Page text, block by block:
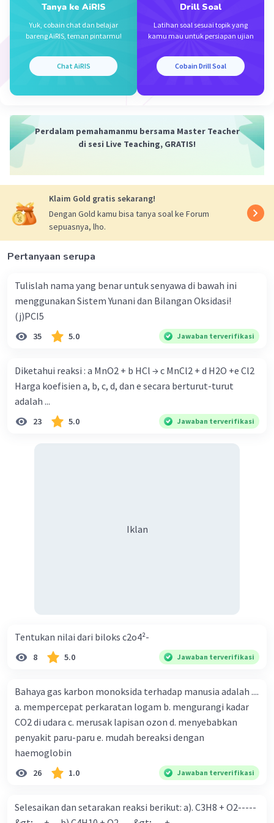
I = (nilai pengukuran / nilai skala penuh) x I
yeeeee,,
Rebessssss dech hitung arus I.
Selamat Mencoba untuk Bisa!
Beri Rating·0.0
Tanya ke AiRIS
Yuk, cobain chat dan belajar
bareng AiRIS, teman pintarmu!
Chat AiRIS
Drill Soal
Latihan soal sesuai topik yang
kamu mau untuk persiapan ujian
Cobain Drill Soal
Perdalam pemahamanmu bersama Master Teacher
di sesi Live Teaching, GRATIS!
Klaim Gold gratis sekarang!
Dengan Gold kamu bisa tanya soal ke Forum
sepuasnya, lho.
Pertanyaan serupa
Tulislah nama yang benar untuk senyawa di bawah ini
menggunakan Sistem Yunani dan Bilangan Oksidasi!
(j)PCI5
35 5.0 Jawaban terverifikasi
Diketahui reaksi : a MnO2 + b HCl → c MnCl2 + d H2O +e Cl2
Harga koefisien a, b, c, d, dan e secara berturut-turut
adalah ...
23 5.0 Jawaban terverifikasi
Iklan
Tentukan nilai dari biloks c2o4²-
8 5.0 Jawaban terverifikasi
Bahaya gas karbon monoksida terhadap manusia adalah ....
a. mempercepat perkaratan logam b. mengurangi kadar
CO2 di udara c. merusak lapisan ozon d. menyebabkan
penyakit paru-paru e. mudah bereaksi dengan
haemoglobin
26 1.0 Jawaban terverifikasi
Selesaikan dan setarakan reaksi berikut: a). C3H8 + O2-----